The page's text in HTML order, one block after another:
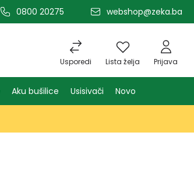
0800 20275 webshop@zeka.ba
Usporedi Lista želja Prijava
Aku bušilice Usisivači Novo